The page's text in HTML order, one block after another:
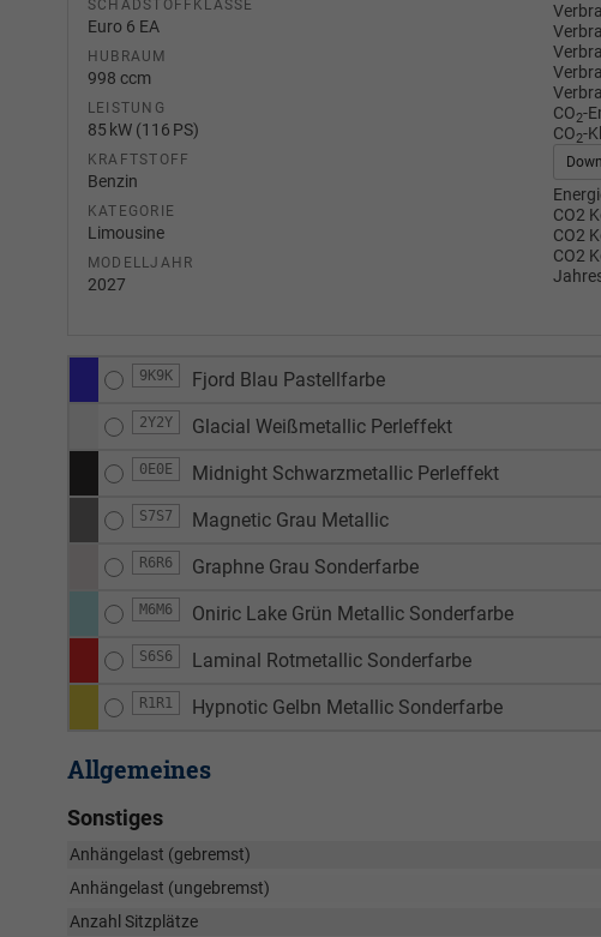
SCHADSTOFFKLASSE
Euro 6 EA
HUBRAUM
998 ccm
LEISTUNG
85 kW (116 PS)
KRAFTSTOFF
Benzin
KATEGORIE
Limousine
MODELLJAHR
2027
CO2-
CO2-
CO2
CO2
CO2
9K9K Fjord Blau Pastellfarbe
2Y2Y Glacial Weißmetallic Perleffekt
0E0E Midnight Schwarzmetallic Perleffekt
S7S7 Magnetic Grau Metallic
R6R6 Graphne Grau Sonderfarbe
M6M6 Oniric Lake Grün Metallic Sonderfarbe
S6S6 Laminal Rotmetallic Sonderfarbe
R1R1 Hypnotic Gelbn Metallic Sonderfarbe
Allgemeines
Sonstiges
Anhängelast (gebremst)
Anhängelast (ungebremst)
Anzahl Sitzplätze